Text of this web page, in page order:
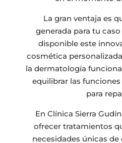
La gran ventaja es
generada para tu
disponible este
cosmética
la dermatología
equilibrar las
para
En Clínica Sierra
ofrecer tratamientos
necesidades únicas de